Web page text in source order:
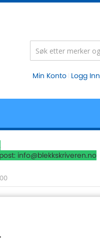
Min Konto Logg Inn
info@blekkskriveren.no